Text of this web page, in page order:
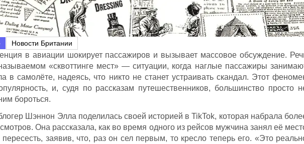
Новости Британии
в авиации шокирует пассажиров и вызывает массовое обсуждение.
«сквоттинге мест» — ситуации, когда наглые пассажиры
в самолёте, надеясь, что никто не станет устраивать скандал. Этот
и, судя по рассказам путешественников, большинство просто
бороться.
Шэннон Элла поделилась своей историей в TikTok, которая набрала
Она рассказала, как во время одного из рейсов мужчина занял её
пересесть, заявив, что, раз он сел первым, то кресло теперь его. «Это